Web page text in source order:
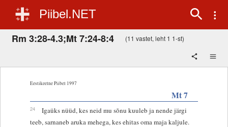
Piibel.NET
Rm 3:28-4.3;Mt 7:24-8:4 (11 vastet, leht 1 1-st)
Eestikeelne Piibel 1997
Mt 7
24
Igaüks nüüd, kes neid mu sõnu kuuleb ja nende järgi
teeb, sarnaneb aruka mehega, kes ehitas oma maja kaljule.